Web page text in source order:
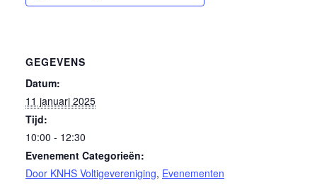
GEGEVENS
Datum:
11 januari 2025
Tijd:
10:00 - 12:30
Evenement Categorieën:
Door KNHS Voltigevereniging, Evenementen